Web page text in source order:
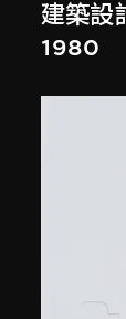
建築設
1980